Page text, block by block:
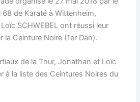
de Karaté à Wittenheim,
SCHWEBEL ont réussi leur
la Ceinture Noire (1er Dan).
de la Thur, Jonathan et Loïc
à la liste des Ceintures Noires du